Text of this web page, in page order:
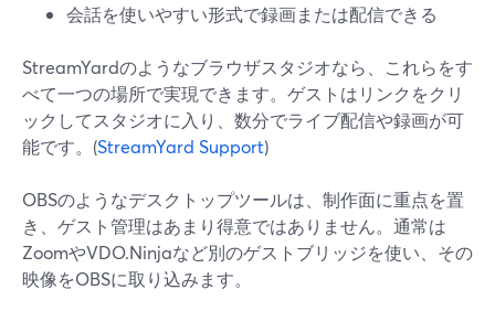
会話を使いやすい形式で録画または配信できる
StreamYardのようなブラウザスタジオなら、これらをす
べて一つの場所で実現できます。ゲストはリンクをクリ
ックしてスタジオに入り、数分でライブ配信や録画が可
能です。(StreamYard Support)
OBSのようなデスクトップツールは、制作面に重点を置
き、ゲスト管理はあまり得意ではありません。通常は
ZoomやVDO.Ninjaなど別のゲストブリッジを使い、その
映像をOBSに取り込みます。